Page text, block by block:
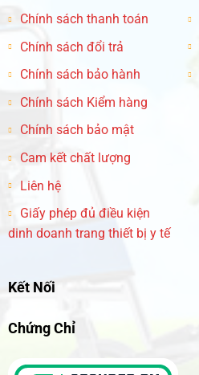
Chính sách thanh toán
Chính sách đổi trả
Chính sách bảo hành
Chính sách Kiểm hàng
Chính sách bảo mật
Cam kết chất lượng
Liên hệ
Giấy phép đủ điều kiện
dinh doanh trang thiết bị y tế
Kết Nối
Chứng Chỉ